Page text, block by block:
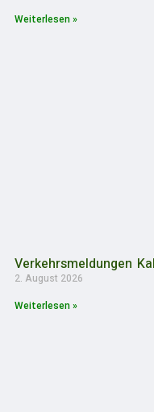
Weiterlesen »
Verkehrsmeldungen
2. August 2026
Weiterlesen »